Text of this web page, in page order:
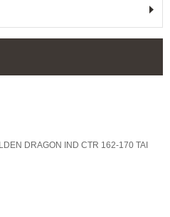
DRAGON IND CTR 162-170 TAI